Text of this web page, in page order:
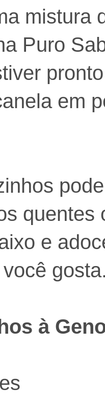
mistura
Puro
em
quentes
e
à